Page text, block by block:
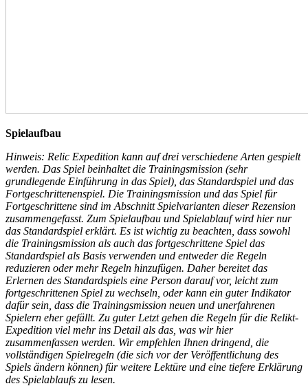
Spielaufbau
Hinweis: Relic Expedition kann auf drei verschiedene Arten gespielt
werden. Das Spiel beinhaltet die Trainingsmission (sehr
grundlegende Einführung in das Spiel), das Standardspiel und das
Fortgeschrittenenspiel. Die Trainingsmission und das Spiel für
Fortgeschrittene sind im Abschnitt Spielvarianten dieser Rezension
zusammengefasst. Zum Spielaufbau und Spielablauf wird hier nur
das Standardspiel erklärt. Es ist wichtig zu beachten, dass sowohl
die Trainingsmission als auch das fortgeschrittene Spiel das
Standardspiel als Basis verwenden und entweder die Regeln
reduzieren oder mehr Regeln hinzufügen. Daher bereitet das
Erlernen des Standardspiels eine Person darauf vor, leicht zum
fortgeschrittenen Spiel zu wechseln, oder kann ein guter Indikator
dafür sein, dass die Trainingsmission neuen und unerfahrenen
Spielern eher gefällt. Zu guter Letzt gehen die Regeln für die Relikt-
Expedition viel mehr ins Detail als das, was wir hier
zusammenfassen werden. Wir empfehlen Ihnen dringend, die
vollständigen Spielregeln (die sich vor der Veröffentlichung des
Spiels ändern können) für weitere Lektüre und eine tiefere Erklärung
des Spielablaufs zu lesen.